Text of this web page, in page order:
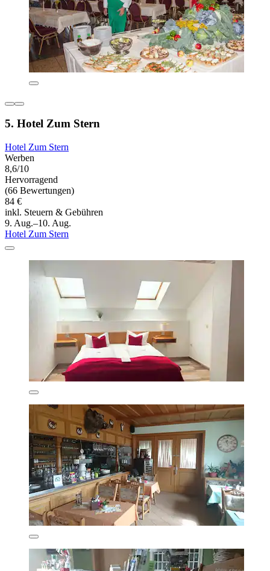
5. Hotel Zum Stern
Hotel Zum Stern
Werben
8,6/10
Hervorragend
(66 Bewertungen)
84 €
inkl. Steuern & Gebühren
9. Aug.–10. Aug.
Hotel Zum Stern